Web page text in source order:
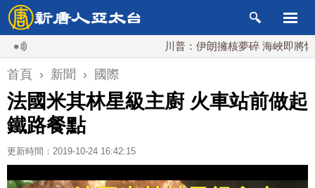
川普：伊朗擁核夢碎 海峽即將恢復通航
首頁 › 新聞 › 國際
法國米其林星級主廚 火車站前做起
鐵路餐點
更新時間：2019-10-24 16:42:15